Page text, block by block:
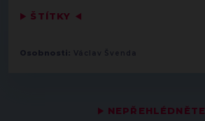
▶ NEPŘEHLÉDNĚTE
▶ ŠTÍTKY ◀
Osobnosti: Václav Švenda